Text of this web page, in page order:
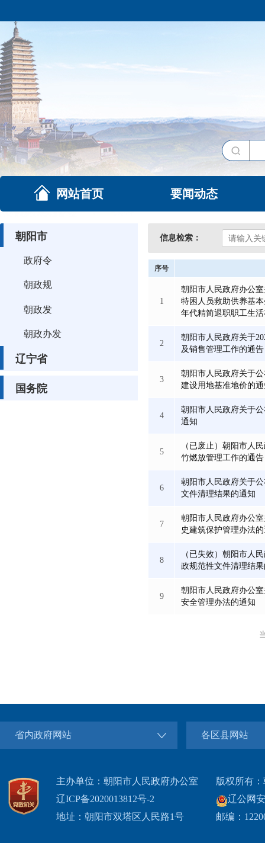
网站首页 要闻动态
朝阳市
政府令
朝政规
朝政发
朝政办发
辽宁省
国务院
信息检索：
序号
1
朝阳市人民政府办公
特困人员救助供养基
年代精简退职职工生
2
朝阳市人民政府关于
及销售管理工作的通告
3
朝阳市人民政府关于
建设用地基准地价的
4
朝阳市人民政府关于
通知
5
（已废止）朝阳市人
竹燃放管理工作的通告
6
朝阳市人民政府关于
文件清理结果的通知
7
朝阳市人民政府办公
史建筑保护管理办法
8
（已失效）朝阳市人
政规范性文件清理结
9
朝阳市人民政府办公
安全管理办法的通知
省内政府网站 各区县网站
主办单位：朝阳市人民政府办公室
辽ICP备2020013812号-2
地址：朝阳市双塔区人民路1号
版权所有
辽公网
邮编：